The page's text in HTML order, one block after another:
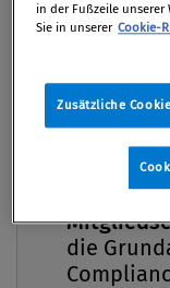
VonMag. Roman
11. Juni 2026 /
2/2026, S. 52
Sog. Man will
für
die
in der Fußzeile
Sie in unserer Cookie-
Zusätzliche